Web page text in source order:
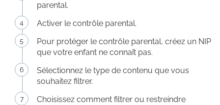
parental.
Activer le contrôle parental.
Pour protéger le contrôle parental, créez un NIP
que votre enfant ne connaît pas.
Sélectionnez le type de contenu que vous
souhaitez filtrer.
Choisissez comment filtrer ou restreindre